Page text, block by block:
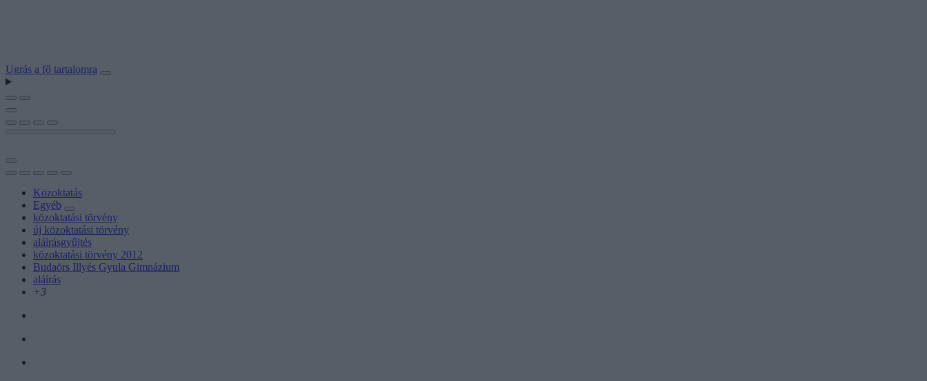
Ugrás a fő tartalomra
Közoktatás
Egyéb
közoktatási törvény
új közoktatási törvény
aláírásgyűjtés
közoktatási törvény 2012
Budaörs Illyés Gyula Gimnázium
aláírás
+3